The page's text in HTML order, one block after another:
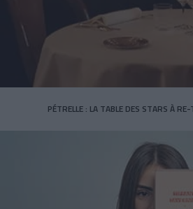
PÉTRELLE : LA TABLE DES STARS À